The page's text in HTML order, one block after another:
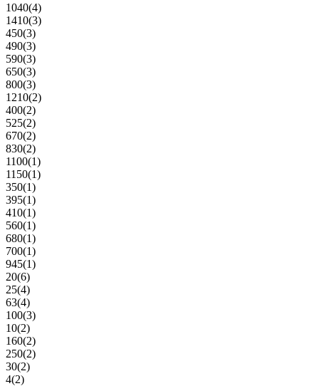
1040(4)
1410(3)
450(3)
490(3)
590(3)
650(3)
800(3)
1210(2)
400(2)
525(2)
670(2)
830(2)
1100(1)
1150(1)
350(1)
395(1)
410(1)
560(1)
680(1)
700(1)
945(1)
20(6)
25(4)
63(4)
100(3)
10(2)
160(2)
250(2)
30(2)
4(2)